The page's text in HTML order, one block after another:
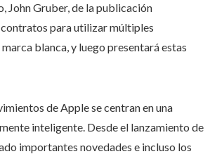
John Gruber, de la publicación
para utilizar múltiples
blanca, y luego presentará estas
de Apple se centran en una
inteligente. Desde el lanzamiento de
importantes novedades e incluso los